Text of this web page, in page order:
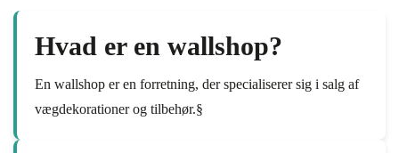
Hvad er en wallshop?
En wallshop er en forretning, der specialiserer sig i salg af
vægdekorationer og tilbehør.§